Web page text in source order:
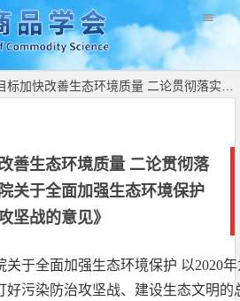
环境质量 二论贯彻落实《中共中央国务院关于全面加强生态环境保护 坚决打好污染防治攻坚战的意见》
善生态环境质量 二论贯彻落
关于全面加强生态环境保护
坚战的意见》
关于全面加强生态环境保护 以2020
好污染防治攻坚战、建设生态文明